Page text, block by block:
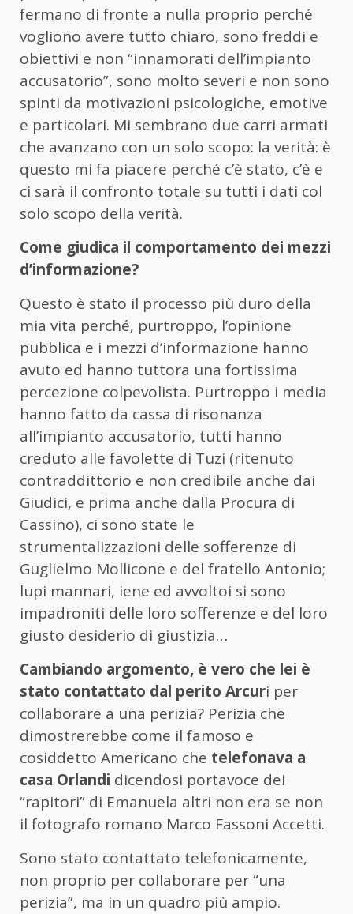
fermano di fronte a nulla proprio perché
vogliono avere tutto chiaro, sono freddi e
obiettivi e non “innamorati dell’impianto
accusatorio”, sono molto severi e non sono
spinti da motivazioni psicologiche, emotive
e particolari. Mi sembrano due carri armati
che avanzano con un solo scopo: la verità: è
questo mi fa piacere perché c’è stato, c’è e
ci sarà il confronto totale su tutti i dati col
solo scopo della verità.
Come giudica il comportamento dei mezzi
d’informazione?
Questo è stato il processo più duro della
mia vita perché, purtroppo, l’opinione
pubblica e i mezzi d’informazione hanno
avuto ed hanno tuttora una fortissima
percezione colpevolista. Purtroppo i media
hanno fatto da cassa di risonanza
all’impianto accusatorio, tutti hanno
creduto alle favolette di Tuzi (ritenuto
contraddittorio e non credibile anche dai
Giudici, e prima anche dalla Procura di
Cassino), ci sono state le
strumentalizzazioni delle sofferenze di
Guglielmo Mollicone e del fratello Antonio;
lupi mannari, iene ed avvoltoi si sono
impadroniti delle loro sofferenze e del loro
giusto desiderio di giustizia…
Cambiando argomento, è vero che lei è
stato contattato dal perito Arcuri per
collaborare a una perizia? Perizia che
dimostrerebbe come il famoso e
cosiddetto Americano che telefonava a
casa Orlandi dicendosi portavoce dei
“rapitori” di Emanuela altri non era se non
il fotografo romano Marco Fassoni Accetti.
Sono stato contattato telefonicamente,
non proprio per collaborare per “una
perizia”, ma in un quadro più ampio.